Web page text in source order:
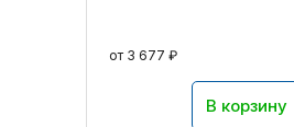
от 3 677 ₽
В корзину